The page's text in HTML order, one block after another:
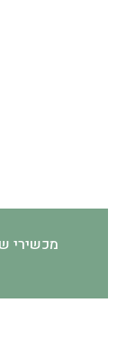
מכשירי